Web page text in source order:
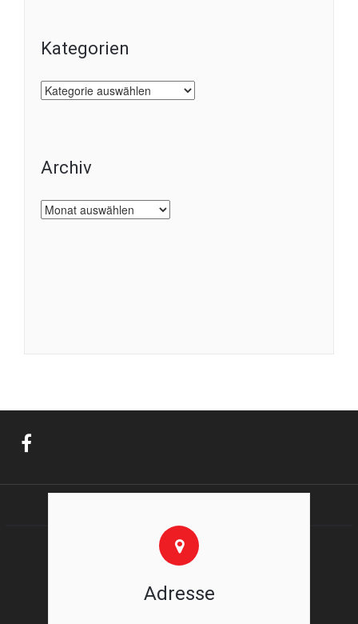
Kategorien
Kategorien
Archiv
Archiv
Adresse